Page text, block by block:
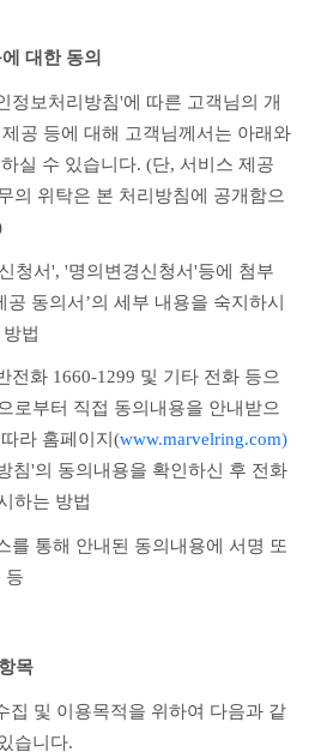
대한 동의
공 등에 대해 고객님께서는 아래와
실 수 있습니다. (단, 서비스 제공
의 위탁은 본 처리방침에 공개함으
청서', '명의변경신청서'등에 첨부
공 동의서’의 세부 내용을 숙지하시
법
전화 1660-1299 및 기타 전화 등으
로부터 직접 동의내용을 안내받으
라 홈페이지(www.marvelring.com)
침'의 동의내용을 확인하신 후 전화
하는 방법
를 통해 안내된 동의내용에 서명 또
등
목
습니다.